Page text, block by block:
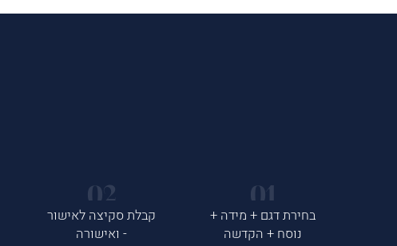
בחירת דגם + מידה +
נוסח + הקדשה
קבלת סקיצה לאישור
- ואישורה